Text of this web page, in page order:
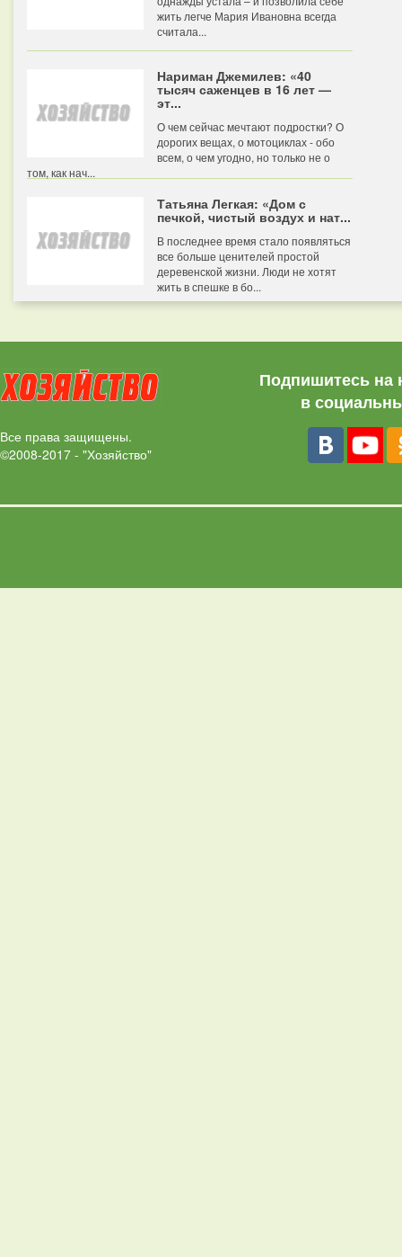
жить легче Мария Ивановна всегда
считала...
Нариман Джемилев: «40
тысяч саженцев в 16 лет —
эт...
О чем сейчас мечтают подростки? О
дорогих вещах, о мотоциклах - обо
всем, о чем угодно, но только не о
том, как нач...
Татьяна Легкая: «Дом с
печкой, чистый воздух и нат...
В последнее время стало появляться
все больше ценителей простой
деревенской жизни. Люди не хотят
жить в спешке в бо...
Все права защищены.
©2008-2017 - "Хозяйство"
Подпишитесь на
в